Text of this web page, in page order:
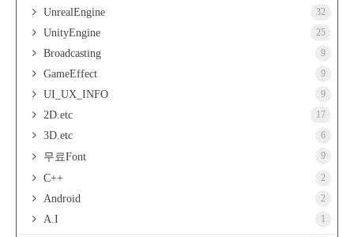
UnrealEngine 32
UnityEngine 25
Broadcasting 9
GameEffect 9
UI_UX_INFO 9
2D.etc 17
3D.etc 6
무료Font 9
C++ 2
Android 2
A.I 1